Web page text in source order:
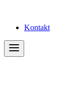
Kontakt